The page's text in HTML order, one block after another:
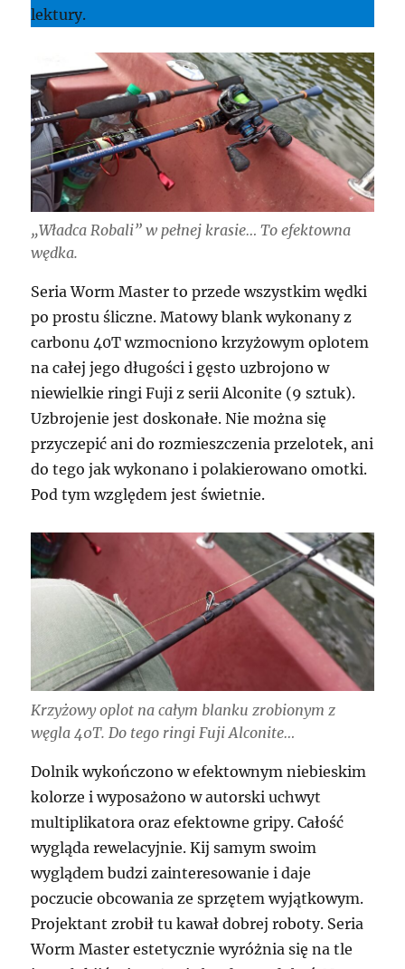
lektury.
„Władca Robali” w pełnej krasie… To efektowna
wędka.
Seria Worm Master to przede wszystkim wędki
po prostu śliczne. Matowy blank wykonany z
carbonu 40T wzmocniono krzyżowym oplotem
na całej jego długości i gęsto uzbrojono w
niewielkie ringi Fuji z serii Alconite (9 sztuk).
Uzbrojenie jest doskonałe. Nie można się
przyczepić ani do rozmieszczenia przelotek, ani
do tego jak wykonano i polakierowano omotki.
Pod tym względem jest świetnie.
Krzyżowy oplot na całym blanku zrobionym z
węgla 40T. Do tego ringi Fuji Alconite…
Dolnik wykończono w efektownym niebieskim
kolorze i wyposażono w autorski uchwyt
multiplikatora oraz efektowne gripy. Całość
wygląda rewelacyjnie. Kij samym swoim
wyglądem budzi zainteresowanie i daje
poczucie obcowania ze sprzętem wyjątkowym.
Projektant zrobił tu kawał dobrej roboty. Seria
Worm Master estetycznie wyróżnia się na tle